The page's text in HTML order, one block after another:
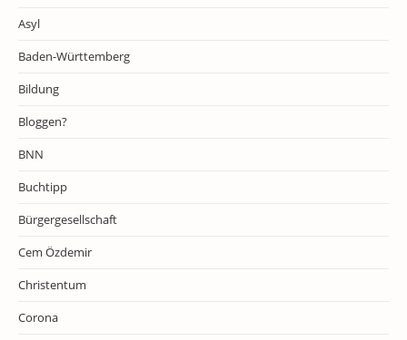
Asyl
Baden-Württemberg
Bildung
Bloggen?
BNN
Buchtipp
Bürgergesellschaft
Cem Özdemir
Christentum
Corona